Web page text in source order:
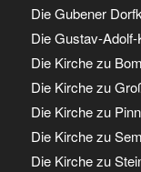
Die Gubener
Die Gustav-
Die Kirche zu
Die Kirche zu
Die Kirche zu
Die Kirche zu
Die Kirche zu